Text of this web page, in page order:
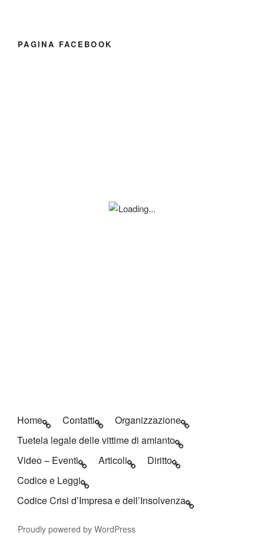
PAGINA FACEBOOK
Home Contatti
Organizzazione
Tuetela legale delle vittime di amianto
Video – Eventi
Articoli
Diritto
Codice e Leggi
Codice Crisi d’Impresa e dell’Insolvenza
Proudly powered by WordPress